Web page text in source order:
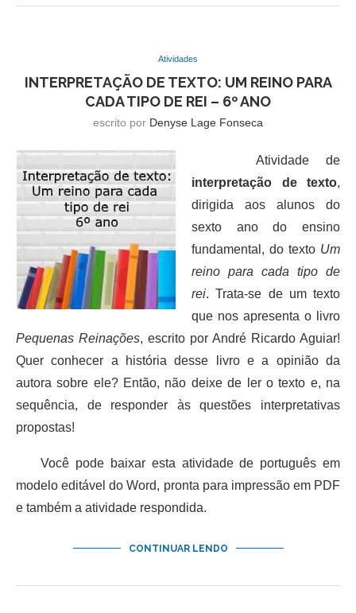
Atividades
INTERPRETAÇÃO DE TEXTO: UM REINO PARA
CADA TIPO DE REI – 6º ANO
escrito por Denyse Lage Fonseca
Atividade de
interpretação de texto,
dirigida aos alunos do
sexto ano do ensino
fundamental, do texto Um
reino para cada tipo de
rei. Trata-se de um texto
que nos apresenta o livro
Pequenas Reinações, escrito por André Ricardo Aguiar!
Quer conhecer a história desse livro e a opinião da
autora sobre ele? Então, não deixe de ler o texto e, na
sequência, de responder às questões interpretativas
propostas!
Você pode baixar esta atividade de português em
modelo editável do Word, pronta para impressão em PDF
e também a atividade respondida.
CONTINUAR LENDO